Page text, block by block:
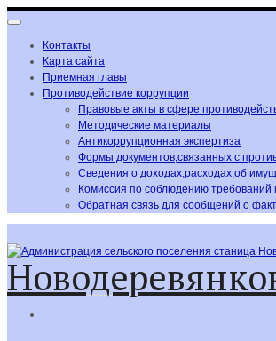
Контакты
Карта сайта
Приемная главы
Противодействие коррупции
Правовые акты в сфере
Методические материалы
Антикоррупционная экспертиза
Формы документов,связанных с
Сведения о доходах,расходах,об
Комиссия по соблюдению требований
Обратная связь для сообщений о